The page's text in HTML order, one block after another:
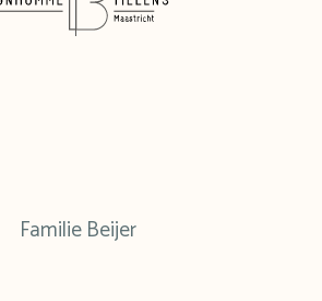
Familie Beijer